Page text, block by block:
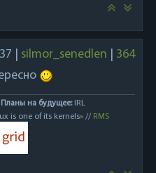
silmor_senedlen
364
| Планы на будущее:IRL
is one of its kernels» // RMS